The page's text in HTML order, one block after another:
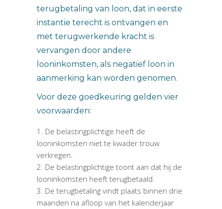
terugbetaling van loon, dat in eerste
instantie terecht is ontvangen en
met terugwerkende kracht is
vervangen door andere
looninkomsten, als negatief loon in
aanmerking kan worden genomen.
Voor deze goedkeuring gelden vier
voorwaarden:
De belastingplichtige heeft de
looninkomsten niet te kwader trouw
verkregen.
De belastingplichtige toont aan dat hij de
looninkomsten heeft terugbetaald.
De terugbetaling vindt plaats binnen drie
maanden na afloop van het kalenderjaar